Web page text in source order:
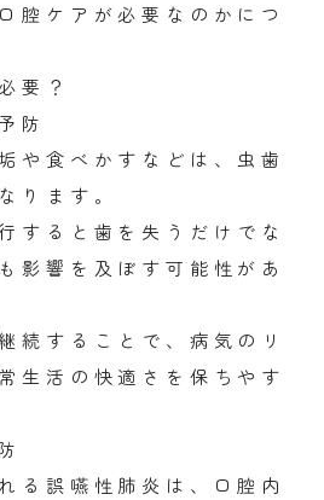
腔ケアが必要なのかにつ
要？
防
や食べかすなどは、虫歯
ります。
すると歯を失うだけでな
影響を及ぼす可能性があ
続することで、病気のリ
生活の快適さを保ちやす
る誤嚥性肺炎は、口腔内